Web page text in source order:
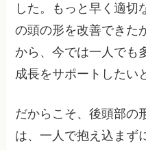
した。もっと早く適切
の頭の形を改善できた
から、今では一人でも
成長をサポートしたい
だからこそ、後頭部の
は、一人で抱え込まず